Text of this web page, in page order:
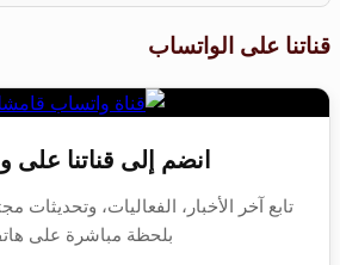
قناتنا على الواتساب
انضم إلى قناتنا على
تابع آخر الأخبار، الفعاليات،
بلحظة مباشرة على